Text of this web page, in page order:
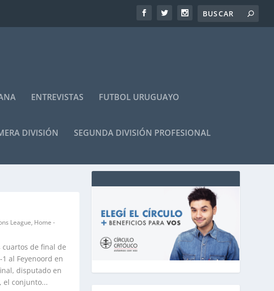
ENTREVISTAS FUTBOL URUGUAYO
DIVISIÓN SEGUNDA DIVISIÓN PROFESIONAL
League, Home -
cuartos de final de
1 al Feyenoord en
disputado en
el conjunto...